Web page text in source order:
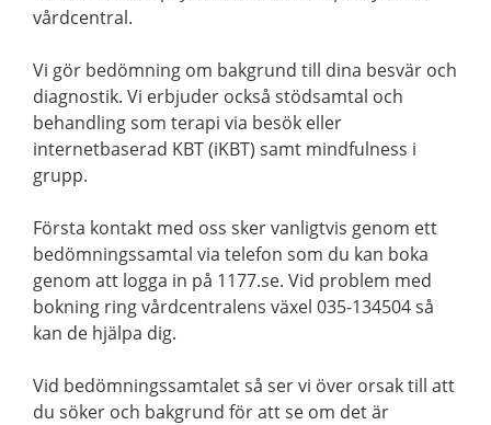
vårdcentral.
Vi gör bedömning om bakgrund till dina besvär och
diagnostik. Vi erbjuder också stödsamtal och
behandling som terapi via besök eller
internetbaserad KBT (iKBT) samt mindfulness i
grupp.
Första kontakt med oss sker vanligtvis genom ett
bedömningssamtal via telefon som du kan boka
genom att logga in på 1177.se. Vid problem med
bokning ring vårdcentralens växel 035-134504 så
kan de hjälpa dig.
Vid bedömningssamtalet så ser vi över orsak till att
du söker och bakgrund för att se om det är